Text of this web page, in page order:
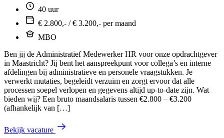
40 uur
€ 2.800,- / € 3.200,- per maand
MBO
Ben jij de Administratief Medewerker HR voor onze opdrachtgever
in Maastricht? Jij bent het aanspreekpunt voor collega’s en interne
afdelingen bij administratieve en personele vraagstukken. Je
verwerkt mutaties, begeleidt verzuim en zorgt ervoor dat alle
processen soepel verlopen en gegevens altijd up-to-date zijn. Wat
bieden wij? Een bruto maandsalaris tussen €2.800 – €3.200
(afhankelijk van […]
Bekijk vacature